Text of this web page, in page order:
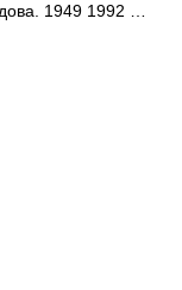
1949 1992 …